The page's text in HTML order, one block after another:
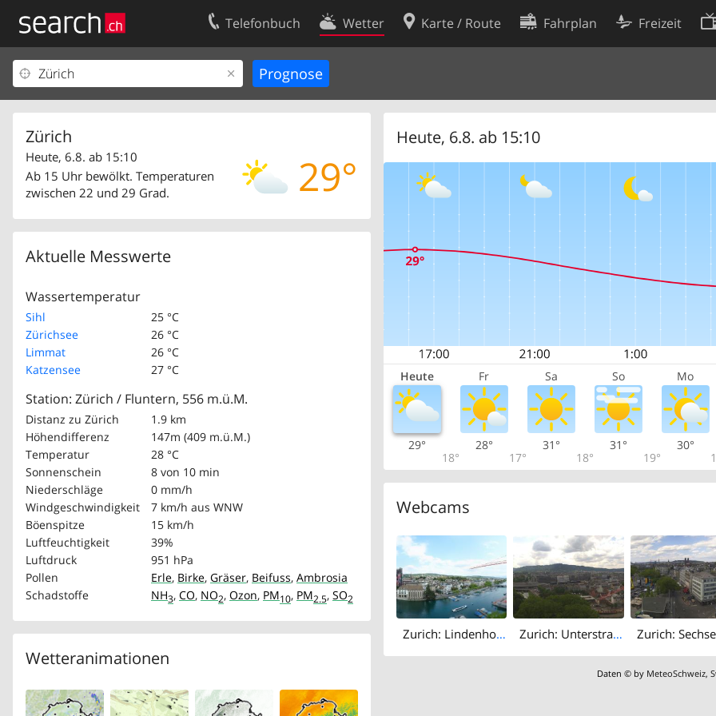
Telefonbuch Wetter Karte / Route Fahrplan Freizeit
Zürich
29°
Heute, 6.8. ab 15:10
Ab 15 Uhr bewölkt. Temperaturen
zwischen 22 und 29 Grad.
Aktuelle Messwerte
Wassertemperatur
Sihl
25 °C
Zürichsee
26 °C
Limmat
26 °C
Katzensee
27 °C
Station: Zürich / Fluntern, 556 m.ü.M.
Distanz zu Zürich
1.9 km
Höhendifferenz
147m (409 m.ü.M.)
Temperatur
28 °C
Sonnenschein
8 von 10 min
Niederschläge
0 mm/h
Windgeschwindigkeit
7 km/h aus WNW
Böenspitze
15 km/h
Luftfeuchtigkeit
39%
Luftdruck
951 hPa
Pollen
Erle, Birke, Gräser, Beifuss, Ambrosia
Schadstoffe
NH3, CO, NO2, Ozon, PM10, PM2.5, SO2
Wetteranimationen
Heute, 6.8. ab 15:10
Heute Fr Sa So Mo
29°
18°
28°
17°
31°
18°
31°
19°
30°
Webcams
Zurich: Lindenhof: Zürich Stadthaus Zurich: Unterstrass › South-west: Uetliberg
Daten © by MeteoSchweiz,
Ihr Eintrag
Kundencenter Geschäftskunden
Impressum
Kontakt
Nutzungsbedingungen
Cookie-Einstellungen